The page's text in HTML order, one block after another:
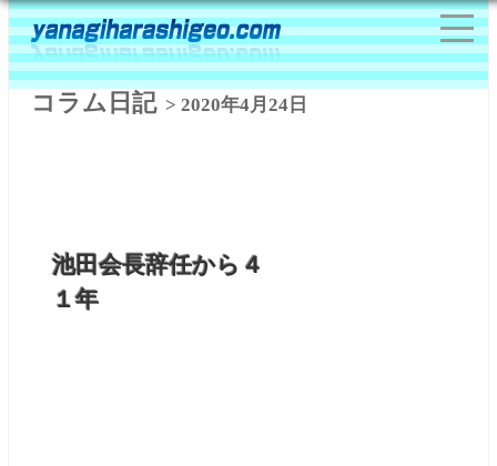
コラム日記> 2020年4月24日
池田会長辞任から４
１年